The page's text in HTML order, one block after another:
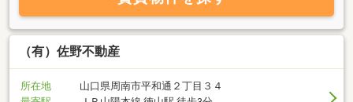
ご要望に合わせて、ワンルームからファミリータイプまで迅速にご
案内致します。当社はレオパレスパートナーズ店舗も展開している
ので岩国から全国のお部屋探しも可能です。皆様のご来店心よりお
待ちしております。
（有）佐野不動産
所在地
山口県周南市平和通２丁目３４